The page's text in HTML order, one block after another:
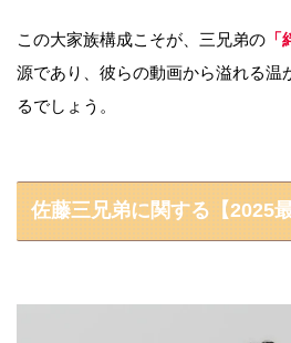
この大家族構成こそが、三兄弟の
源であり、彼らの動画から溢れる温
るでしょう。
佐藤三兄弟に関する【2025